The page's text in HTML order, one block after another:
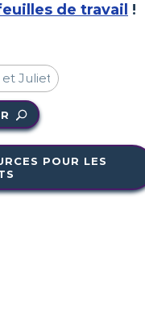
de travail !
POUR LES